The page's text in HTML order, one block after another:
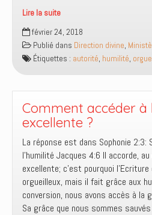
Lire la suite
Différence
entre
pouvoir
et
février 24, 2018
Publié dans Direction divine,
Étiquettes : autorité, humilité,
Comment accéder à
excellente ?
La réponse est dans Sophonie 2:3:
l’humilité Jacques 4:6 Il accorde,
excellente; c’est pourquoi
orgueilleux, mais il fait grâce aux
conversion, nous avons accès à la
Sa grâce que nous sommes